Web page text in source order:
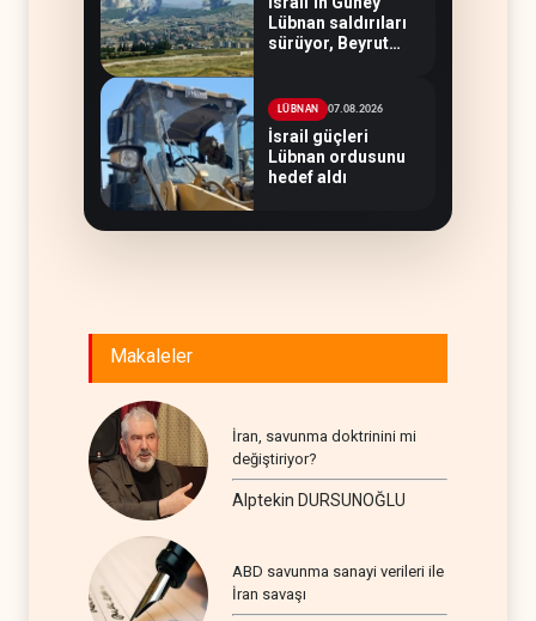
Lübnan saldırıları
sürüyor, Beyrut
LÜBNAN 07.08.2026
İsrail güçleri
Lübnan ordusunu
hedef aldı
Makaleler
İran, savunma doktrinini mi
değiştiriyor?
Alptekin DURSUNOĞLU
ABD savunma sanayi verileri ile
İran savaşı